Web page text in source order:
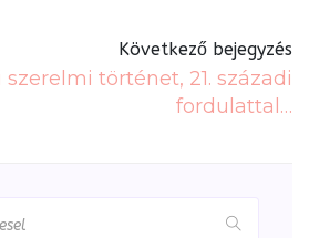
Következő bejegyzés
történet, 21. századi
fordulattal…